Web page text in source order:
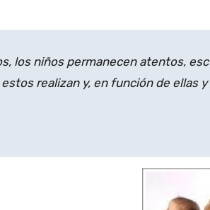
los niños permanecen atentos,
realizan y, en función de ellas